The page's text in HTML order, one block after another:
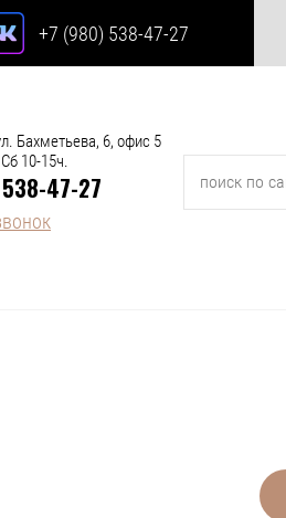
+7 (980) 538-47-27
Бахметьева, 6, офис 5
10-15ч.
47-27